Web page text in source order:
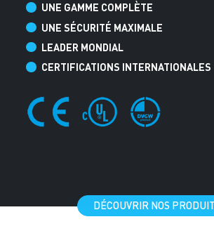
UNE GAMME COMPLÈTE
UNE SÉCURITÉ MAXIMALE
LEADER MONDIAL
CERTIFICATIONS INTERNATIONALES
DÉCOUVRIR NOS